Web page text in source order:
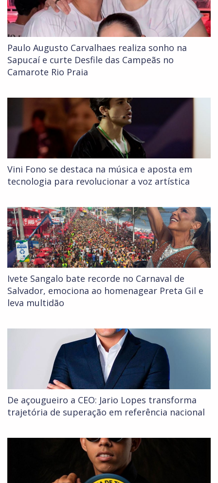
Paulo Augusto Carvalhaes realiza sonho na
Sapucaí e curte Desfile das Campeãs no
Camarote Rio Praia
Vini Fono se destaca na música e aposta em
tecnologia para revolucionar a voz artística
Ivete Sangalo bate recorde no Carnaval de
Salvador, emociona ao homenagear Preta Gil e
leva multidão
De açougueiro a CEO: Jario Lopes transforma
trajetória de superação em referência nacional